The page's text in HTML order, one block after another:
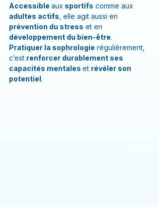
Accessible aux sportifs comme aux
adultes actifs , elle agit aussi en
prévention du stress et en
développement du bien-être.
Pratiquer la sophrologie régulièrement,
c’est renforcer durablement ses
capacités mentales et révéler son
potentiel.